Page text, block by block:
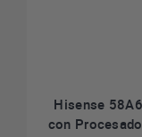
Hisense
con